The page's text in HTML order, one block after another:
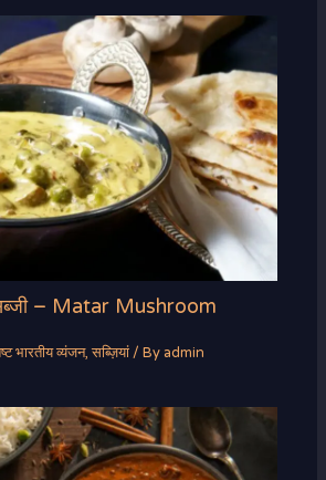
– Matar Mushroom
भारतीय व्यंजन,सब्ज़ियां/ By admin